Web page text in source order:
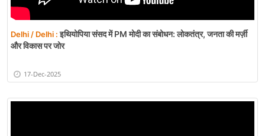
Delhi / Delhi :इथियोपिया संसद में PM मोदी का संबोधन: लोकतंत्र, जनता की मर्ज़ी
और विकास पर जोर
17-Dec-2025